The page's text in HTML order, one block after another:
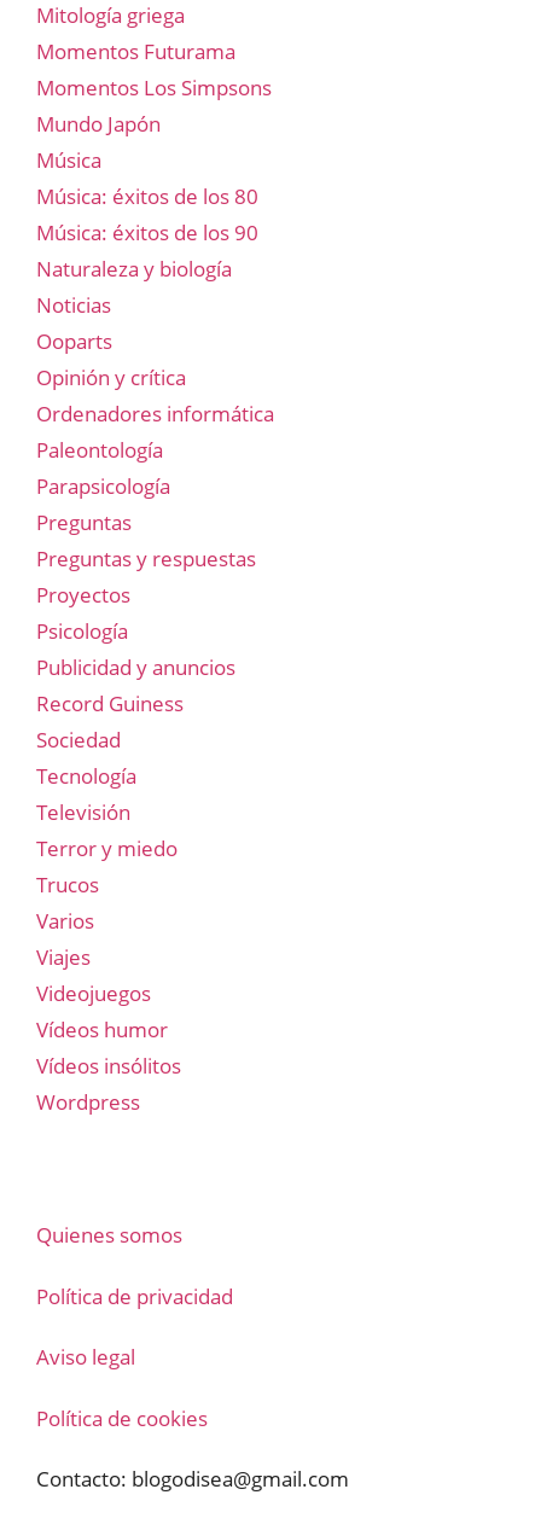
Mitología griega
Momentos Futurama
Momentos Los Simpsons
Mundo Japón
Música
Música: éxitos de los 80
Música: éxitos de los 90
Naturaleza y biología
Noticias
Ooparts
Opinión y crítica
Ordenadores informática
Paleontología
Parapsicología
Preguntas
Preguntas y respuestas
Proyectos
Psicología
Publicidad y anuncios
Record Guiness
Sociedad
Tecnología
Televisión
Terror y miedo
Trucos
Varios
Viajes
Videojuegos
Vídeos humor
Vídeos insólitos
Wordpress
Quienes somos
Política de privacidad
Aviso legal
Política de cookies
Contacto: blogodisea@gmail.com